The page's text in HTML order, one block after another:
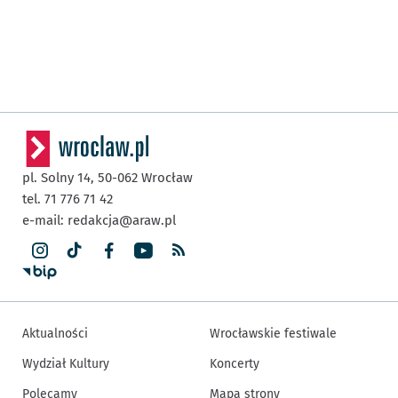
pl. Solny 14, 50-062 Wrocław
tel. 71 776 71 42
e-mail: redakcja@araw.pl
Aktualności
Wydział Kultury
Polecamy
Wrocławskie festiwale
Koncerty
Mapa strony